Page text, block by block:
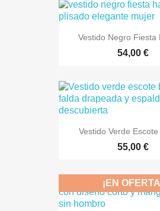
Vestido Negro Fiesta
54,00 €
Vestido Verde Escote
55,00 €
¡EN